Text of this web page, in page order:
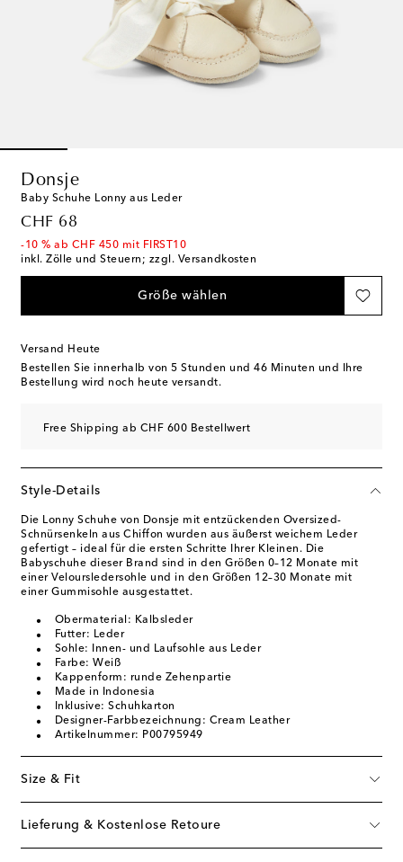
Donsje
Baby Schuhe Lonny aus Leder
CHF 68
original price
-10 % ab CHF 450 mit FIRST10
inkl. Zölle und Steuern; zzgl. Versandkosten
Größe wählen
Versand Heute
Bestellen Sie innerhalb von 5 Stunden und 46 Minuten und Ihre
Bestellung wird noch heute versandt.
Free Shipping ab CHF 600 Bestellwert
Style-Details
Die Lonny Schuhe von Donsje mit entzückenden Oversized-
Schnürsenkeln aus Chiffon wurden aus äußerst weichem Leder
gefertigt – ideal für die ersten Schritte Ihrer Kleinen. Die
Babyschuhe dieser Brand sind in den Größen 0–12 Monate mit
einer Veloursledersohle und in den Größen 12–30 Monate mit
einer Gummisohle ausgestattet.
Obermaterial: Kalbsleder
Futter: Leder
Sohle: Innen- und Laufsohle aus Leder
Farbe: Weiß
Kappenform: runde Zehenpartie
Made in Indonesia
Inklusive: Schuhkarton
Designer-Farbbezeichnung: Cream Leather
Artikelnummer: P00795949
Size & Fit
Lieferung & Kostenlose Retoure